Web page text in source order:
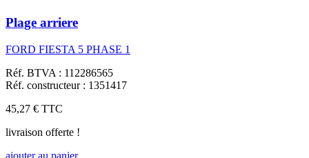
Plage arriere
FORD FIESTA 5 PHASE 1
Réf. BTVA : 112286565
Réf. constructeur : 1351417
45,27 € TTC
livraison offerte !
ajouter au panier